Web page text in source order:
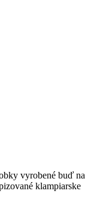
vyrobené buď na
klampiarske